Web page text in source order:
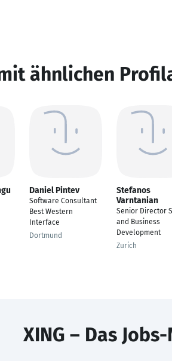
ähnlichen
Daniel Pintev
Software Consultant
Best Western
Interface
Dortmund
Stefanos
Varntanian
Senior Director
and Business
Development
Zurich
XING – Das